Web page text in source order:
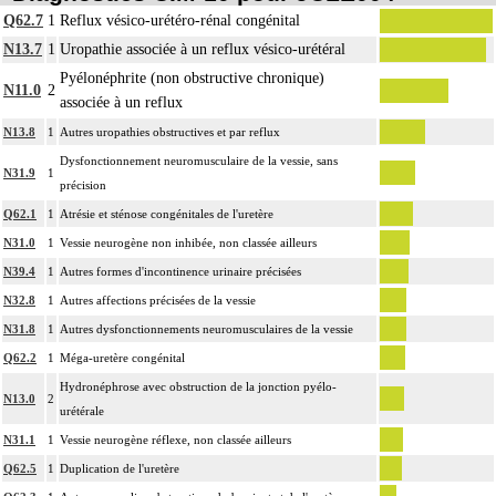
Q62.7 1 Reflux vésico-urétéro-rénal congénital
N13.7 1 Uropathie associée à un reflux vésico-urétéral
N11.0 2
Pyélonéphrite (non obstructive chronique)
associée à un reflux
N13.8 1 Autres uropathies obstructives et par reflux
N31.9 1
Dysfonctionnement neuromusculaire de la vessie, sans
précision
Q62.1 1 Atrésie et sténose congénitales de l'uretère
N31.0 1 Vessie neurogène non inhibée, non classée ailleurs
N39.4 1 Autres formes d'incontinence urinaire précisées
N32.8 1 Autres affections précisées de la vessie
N31.8 1 Autres dysfonctionnements neuromusculaires de la vessie
Q62.2 1 Méga-uretère congénital
N13.0 2
Hydronéphrose avec obstruction de la jonction pyélo-
urétérale
N31.1 1 Vessie neurogène réflexe, non classée ailleurs
Q62.5 1 Duplication de l'uretère